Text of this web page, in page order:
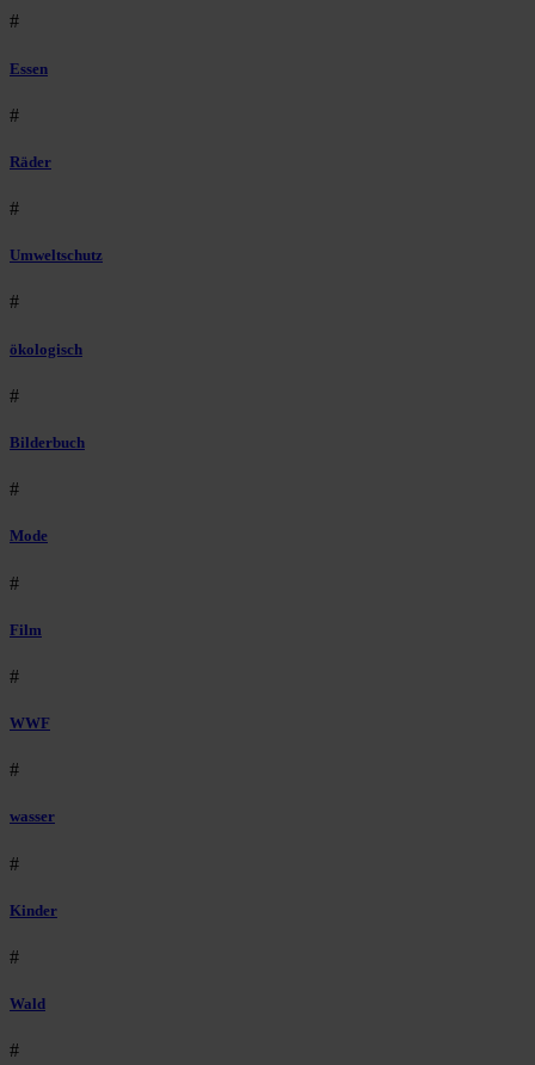
#
Essen
#
Räder
#
Umweltschutz
#
ökologisch
#
Bilderbuch
#
Mode
#
Film
#
WWF
#
wasser
#
Kinder
#
Wald
#